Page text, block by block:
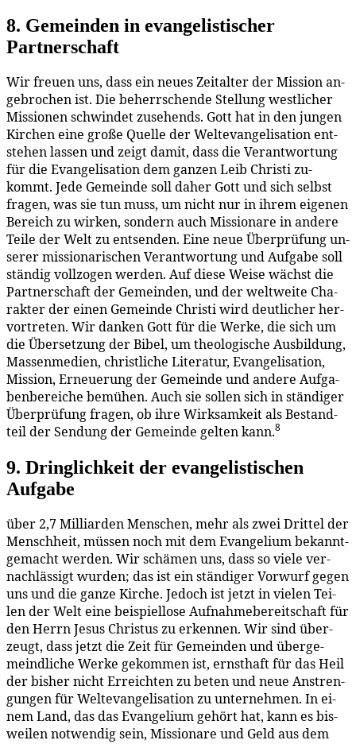
8. Ge­mein­den in evan­ge­lis­ti­scher
Partnerschaft
Wir freu­en uns, dass ein neu­es Zeit­al­ter der Mis­si­on an­
ge­bro­chen ist. Die be­herr­schen­de Stel­lung west­li­cher
Mis­sio­nen schwin­det zu­se­hends. Gott hat in den jun­gen
Kir­chen ei­ne gro­ße Quel­le der Wel­tevan­ge­li­sa­ti­on ent­
ste­hen las­sen und zeigt da­mit, dass die Ver­ant­wor­tung
für die Evan­ge­li­sa­ti­on dem gan­zen Leib Chris­ti zu­
kommt. Je­de Ge­mein­de soll da­her Gott und sich selbst
fra­gen, was sie tun muss, um nicht nur in ih­rem ei­ge­nen
Be­reich zu wir­ken, son­dern auch Mis­sio­na­re in an­de­re
Tei­le der Welt zu ent­sen­den. Ei­ne neue Über­prü­fung un­
se­rer mis­sio­na­ri­schen Ver­ant­wor­tung und Auf­ga­be soll
stän­dig voll­zo­gen wer­den. Auf die­se Wei­se wächst die
Part­ner­schaft der Ge­mein­den, und der welt­wei­te Cha­
rak­ter der ei­nen Ge­mein­de Chris­ti wird deut­li­cher her­
vor­tre­ten. Wir dan­ken Gott für die Wer­ke, die sich um
die Über­set­zung der Bi­bel, um theo­lo­gi­sche Aus­bil­dung,
Mas­sen­me­di­en, christ­li­che Li­te­ra­tur, Evan­ge­li­sa­ti­on,
Mis­si­on, Er­neue­rung der Ge­mein­de und an­de­re Auf­ga­
ben­be­rei­che be­mü­hen. Auch sie sol­len sich in stän­di­ger
Über­prü­fung fra­gen, ob ih­re Wirk­sam­keit als Be­stand­
teil der Sen­dung der Ge­mein­de gel­ten kann.8
9. Dring­lich­keit der evan­ge­lis­ti­schen
Aufgabe
über 2,7 Mil­li­ar­den Men­schen, mehr als zwei Drit­tel der
Mensch­heit, müs­sen noch mit dem Evan­ge­li­um be­kannt­
ge­macht wer­den. Wir schä­men uns, dass so vie­le ver­
nach­läs­sigt wur­den; das ist ein stän­di­ger Vor­wurf ge­gen
uns und die gan­ze Kir­che. Je­doch ist jetzt in vie­len Tei­
len der Welt ei­ne bei­spiel­lo­se Auf­nah­me­be­reit­schaft für
den Herrn Je­sus Chris­tus zu er­ken­nen. Wir sind über­
zeugt, dass jetzt die Zeit für Ge­mein­den und über­ge­
meind­li­che Wer­ke ge­kom­men ist, ernst­haft für das Heil
der bis­her nicht Er­reich­ten zu be­ten und neue An­stren­
gun­gen für Wel­tevan­ge­li­sa­ti­on zu un­ter­neh­men. In ei­
nem Land, das das Evan­ge­li­um ge­hört hat, kann es bis­
wei­len not­wen­dig sein, Mis­sio­na­re und Geld aus dem